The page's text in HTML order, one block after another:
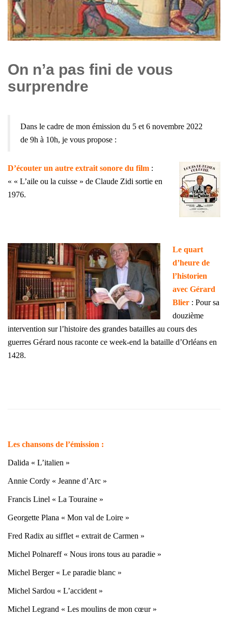
On n’a pas fini de vous
surprendre
Dans le cadre de mon émission du 5 et 6 novembre 2022
de 9h à 10h, je vous propose :
D’écouter un autre extrait sonore du film :
« « L’aile ou la cuisse » de Claude Zidi sortie en
1976.
Le quart
d’heure de
l’historien
avec Gérard
Blier : Pour sa
douzième
intervention sur l’histoire des grandes batailles au cours des
guerres Gérard nous raconte ce week-end la bataille d’Orléans en
1428.
Les chansons de l’émission :
Dalida « L’italien »
Annie Cordy « Jeanne d’Arc »
Francis Linel « La Touraine »
Georgette Plana « Mon val de Loire »
Fred Radix au sifflet « extrait de Carmen »
Michel Polnareff « Nous irons tous au paradie »
Michel Berger « Le paradie blanc »
Michel Sardou « L’accident »
Michel Legrand « Les moulins de mon cœur »